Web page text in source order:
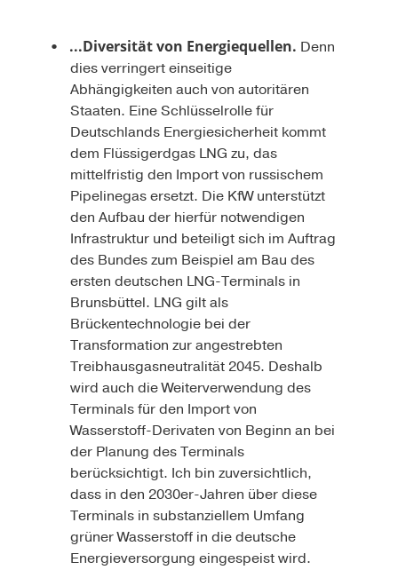
...Diversität von Energiequellen. Denn
dies verringert einseitige
Abhängigkeiten auch von autoritären
Staaten. Eine Schlüsselrolle für
Deutschlands Energiesicherheit kommt
dem Flüssigerdgas LNG zu, das
mittelfristig den Import von russischem
Pipelinegas ersetzt. Die KfW unterstützt
den Aufbau der hierfür notwendigen
Infrastruktur und beteiligt sich im Auftrag
des Bundes zum Beispiel am Bau des
ersten deutschen LNG-Terminals in
Brunsbüttel. LNG gilt als
Brückentechnologie bei der
Transformation zur angestrebten
Treibhausgasneutralität 2045. Deshalb
wird auch die Weiterverwendung des
Terminals für den Import von
Wasserstoff-Derivaten von Beginn an bei
der Planung des Terminals
berücksichtigt. Ich bin zuversichtlich,
dass in den 2030er-Jahren über diese
Terminals in substanziellem Umfang
grüner Wasserstoff in die deutsche
Energieversorgung eingespeist wird.